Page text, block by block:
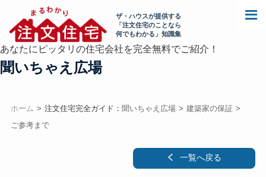
ザ・ハウスが提供する
「注文住宅のことなら
何でもわかる」知識集
あなたにピッタリの住宅会社を完全無料でご紹介！
聞いちゃえ広場
ホーム 注文住宅完全ガイド： 聞いちゃえ広場
建築家の保証
ご参考まで
一覧へ戻る